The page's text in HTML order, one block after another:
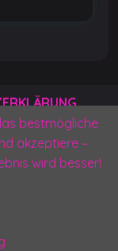
Nähe & Verstand.
bestmögliche
akzeptiere –
wird besser!